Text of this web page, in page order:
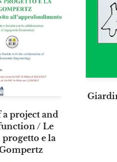
a project and
/ Le
progetto e la